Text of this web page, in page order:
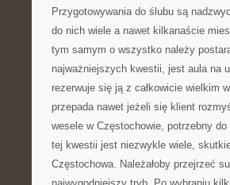
Przygotowywania do ślubu są
do nich wiele a nawet kilkanaście
tym samym o wszystko należy
najważniejszych kwestii, jest aula na
rezerwuje się ją z całkowicie wielkim
przepada nawet jeżeli się klient
wesele w Częstochowie, potrzebny
tej kwestii jest niezwykle wiele,
Częstochowa. Należałoby przejrzeć